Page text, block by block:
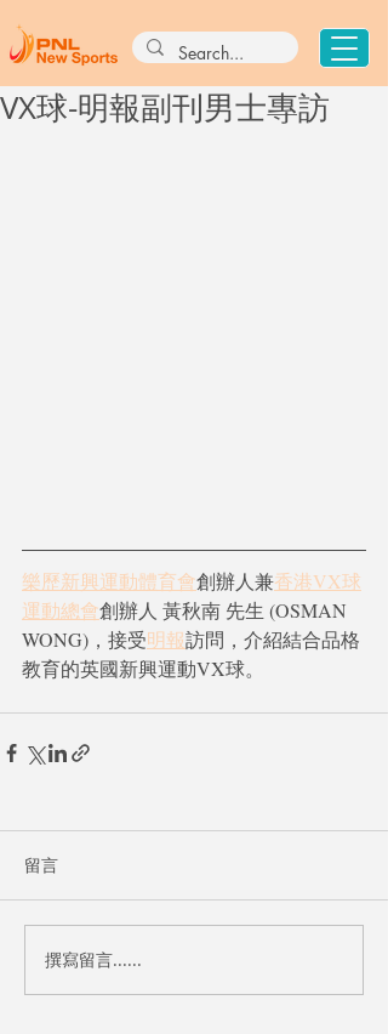
VX球-明報副刊男士專訪
樂歷新興運動體育會創辦人兼香港VX球
運動總會創辦人 黃秋南 先生 (OSMAN
WONG)，接受明報訪問，介紹結合品格
教育的英國新興運動VX球。
留言
撰寫留言......